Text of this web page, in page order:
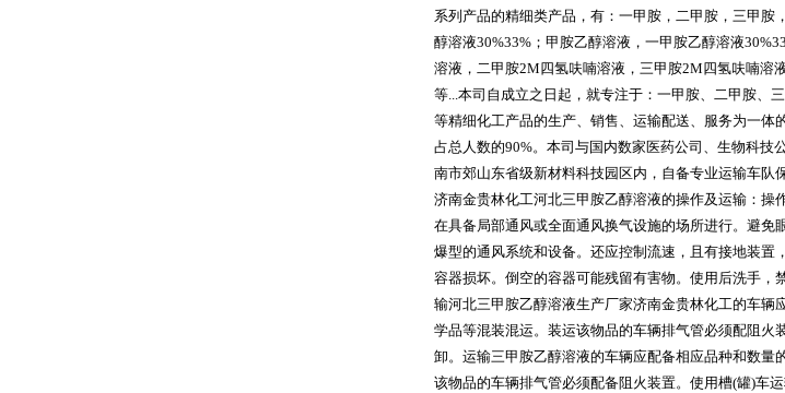
系列产品的精细类产品，有：一甲胺，二甲胺，三甲胺
醇溶液30%33%；甲胺乙醇溶液，一甲胺乙醇溶液
溶液，二甲胺2M四氢呋喃溶液，三甲胺2M四氢呋喃溶
等...本司自成立之日起，就专注于：一甲胺、二甲胺、
等精细化工产品的生产、销售、运输配送、服务为一
占总人数的90%。本司与国内数家医药公司、生物科
南市郊山东省级新材料科技园区内，自备专业运输车队
济南金贵林化工河北三甲胺乙醇溶液的操作及运输：
在具备局部通风或全面通风换气设施的场所进行。避
爆型的通风系统和设备。还应控制流速，且有接地装置
容器损坏。倒空的容器可能残留有害物。使用后洗手
输河北三甲胺乙醇溶液生产厂家济南金贵林化工的车
学品等混装混运。装运该物品的车辆排气管必须配阻
卸。运输三甲胺乙醇溶液的车辆应配备相应品种和数
该物品的车辆排气管必须配备阻火装置。使用槽(罐)车